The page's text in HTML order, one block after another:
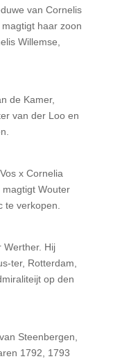
van Cornelis
haar zoon
Willemse,
de Kamer,
van der Loo en
x Cornelia
magtigt Wouter
te verkopen.
Werther. Hij
ter, Rotterdam,
op den
Steenbergen,
1792, 1793